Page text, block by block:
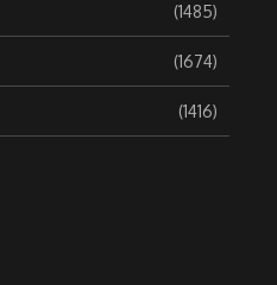
(1485)
(1674)
(1416)